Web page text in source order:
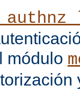
módulo